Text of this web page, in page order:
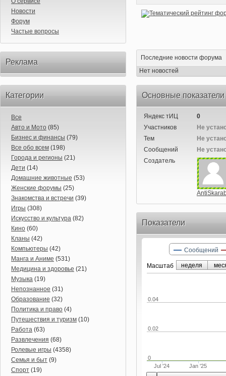
Новости
Форум
Частые вопросы
Реклама
Категории
Все
Авто и Мото (85)
Бизнес и финансы (79)
Все обо всем (198)
Города и регионы (21)
Дети (14)
Домашние животные (53)
Женские форумы (25)
Знакомства и встречи (39)
Игры (308)
Искусство и культура (82)
Кино (60)
Кланы (42)
Компьютеры (42)
Манга и Аниме (531)
Медицина и здоровье (21)
Музыка (19)
Непознанное (31)
Образование (32)
Политика и право (4)
Путешествия и туризм (10)
Работа (63)
Развлечения (68)
Ролевые игры (4358)
Семья и быт (9)
Спорт (19)
Последние новости форума
Нет новостей
Основные
Яндекс тИЦ
0
Участников
Не
Тем
Не
Сообщений
Не
Создатель
Показатели
Маcштаб
Jul '24 Jan '25
0
0.02
0.04
Сообщений
неделя